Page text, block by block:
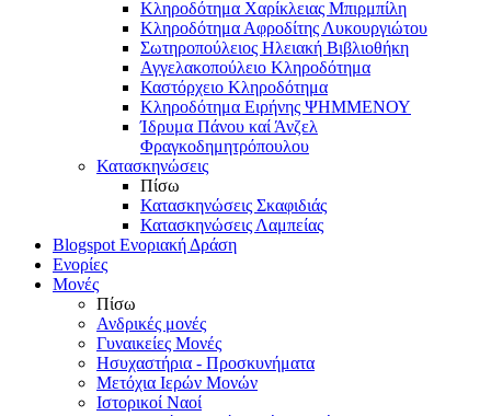
Κληροδότημα Χαρίκλειας Μπιρμπίλη
Κληροδότημα Αφροδίτης Λυκουργιώτου
Σωτηροπούλειος Ηλειακή Βιβλιοθήκη
Αγγελακοπούλειο Κληροδότημα
Καστόρχειο Κληροδότημα
Κληροδότημα Ειρήνης ΨΗΜΜΕΝΟΥ
Ίδρυμα Πάνου καί Άνζελ
Φραγκοδημητρόπουλου
Κατασκηνώσεις
Πίσω
Κατασκηνώσεις Σκαφιδιάς
Κατασκηνώσεις Λαμπείας
Blogspot Ενοριακή Δράση
Ενορίες
Μονές
Πίσω
Ανδρικές μονές
Γυναικείες Μονές
Ησυχαστήρια - Προσκυνήματα
Μετόχια Ιερών Μονών
Ιστορικοί Ναοί